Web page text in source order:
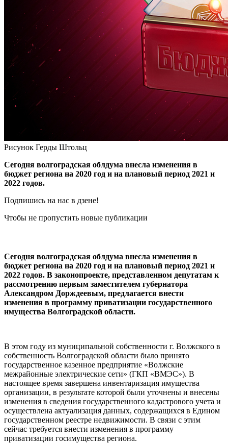
Рисунок Герды Штольц
Сегодня волгоградская облдума внесла изменения в
бюджет региона на 2020 год и на плановый период 2021 и
2022 годов.
Подпишись на нас в дзене!
Чтобы не пропустить новые публикации
Сегодня волгоградская облдума внесла изменения в
бюджет региона на 2020 год и на плановый период 2021 и
2022 годов. В законопроекте, представленном депутатам к
рассмотрению первым заместителем губернатора
Александром Дорждеевым, предлагается внести
изменения в программу приватизации государственного
имущества Волгоградской области.
В этом году из муниципальной собственности г. Волжского в
собственность Волгоградской области было принято
государственное казенное предприятие «Волжские
межрайонные электрические сети» (ГКП «ВМЭС»). В
настоящее время завершена инвентаризация имущества
организации, в результате которой были уточнены и внесены
изменения в сведения государственного кадастрового учета и
осуществлена актуализация данных, содержащихся в Едином
государственном реестре недвижимости. В связи с этим
сейчас требуется внести изменения в программу
приватизации госимущества региона.